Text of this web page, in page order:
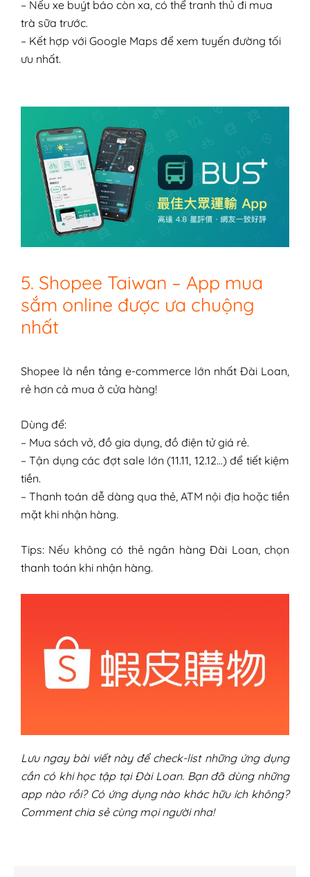
– Nếu xe buýt báo còn xa, có thể tranh thủ đi mua
trà sữa trước.
– Kết hợp với Google Maps để xem tuyến đường tối
ưu nhất.
5. Shopee Taiwan – App mua
sắm online được ưa chuộng
nhất
Shopee là nền tảng e-commerce lớn nhất Đài Loan,
rẻ hơn cả mua ở cửa hàng!
Dùng để:
– Mua sách vở, đồ gia dụng, đồ điện tử giá rẻ.
– Tận dụng các đợt sale lớn (11.11, 12.12…) để tiết kiệm
tiền.
– Thanh toán dễ dàng qua thẻ, ATM nội địa hoặc tiền
mặt khi nhận hàng.
Tips: Nếu không có thẻ ngân hàng Đài Loan, chọn
thanh toán khi nhận hàng.
Lưu ngay bài viết này để check-list những ứng dụng
cần có khi học tập tại Đài Loan. Bạn đã dùng những
app nào rồi? Có ứng dụng nào khác hữu ích không?
Comment chia sẻ cùng mọi người nha!